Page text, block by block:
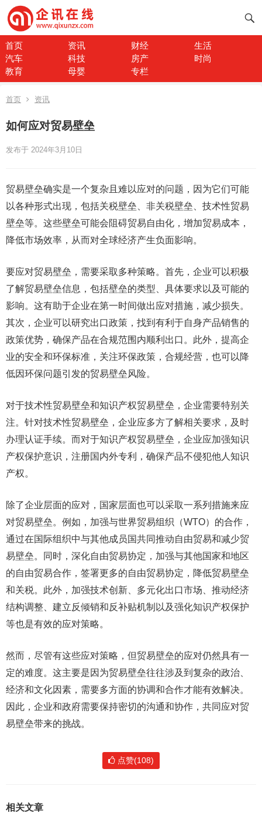
首页 资讯 财经
生活
汽车
科技 房产
时尚
教育
母婴 专栏
首页 资讯
如何应对贸易壁垒
发布于 2024年3月10日
贸易壁垒确实是一个复杂且难以应对的问题，因为它们可能
以各种形式出现，包括关税壁垒、非关税壁垒、技术性贸易
壁垒等。这些壁垒可能会阻碍贸易自由化，增加贸易成本，
降低市场效率，从而对全球经济产生负面影响。
要应对贸易壁垒，需要采取多种策略。首先，企业可以积极
了解贸易壁垒信息，包括壁垒的类型、具体要求以及可能的
影响。这有助于企业在第一时间做出应对措施，减少损失。
其次，企业可以研究出口政策，找到有利于自身产品销售的
政策优势，确保产品在合规范围内顺利出口。此外，提高企
业的安全和环保标准，关注环保政策，合规经营，也可以降
低因环保问题引发的贸易壁垒风险。
对于技术性贸易壁垒和知识产权贸易壁垒，企业需要特别关
注。针对技术性贸易壁垒，企业应多方了解相关要求，及时
办理认证手续。而对于知识产权贸易壁垒，企业应加强知识
产权保护意识，注册国内外专利，确保产品不侵犯他人知识
产权。
除了企业层面的应对，国家层面也可以采取一系列措施来应
对贸易壁垒。例如，加强与世界贸易组织（WTO）的合作，
通过在国际组织中与其他成员国共同推动自由贸易和减少贸
易壁垒。同时，深化自由贸易协定，加强与其他国家和地区
的自由贸易合作，签署更多的自由贸易协定，降低贸易壁垒
和关税。此外，加强技术创新、多元化出口市场、推动经济
结构调整、建立反倾销和反补贴机制以及强化知识产权保护
等也是有效的应对策略。
然而，尽管有这些应对策略，但贸易壁垒的应对仍然具有一
定的难度。这主要是因为贸易壁垒往往涉及到复杂的政治、
经济和文化因素，需要多方面的协调和合作才能有效解决。
因此，企业和政府需要保持密切的沟通和协作，共同应对贸
易壁垒带来的挑战。
点赞(108)
相关文章